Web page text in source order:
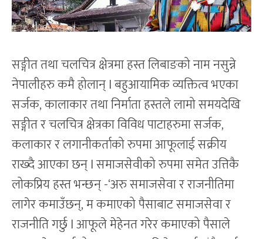
सङ्गीत तथा चलचित्र क्षेत्रमा हस्त लिबाङको नाम नसुन्ने
नेपालीहरु कमै होलान् l बहुआयामिक व्यक्तित्व भएका
सर्जक, कालाकार तथा निर्माता हस्तले लामो समयदेखि
सङ्गीत र चलचित्र क्षेत्रका विविध पाटाहरुमा सर्जक,
कलाकार र लगानीकर्ताको रुपमा आफूलाई सक्रीय
राख्दै आएका छन् l समाजसेवीको रुपमा समेत उत्तिकै
लोकप्रिय हस्त भन्छन् -‘अरु समाजसेवा र राजनीतिमा
लागेर कमाउँछन्, म कमाएको पैसाबाट समाजसेवा र
राजनीति गर्छु l आफूले मेहेनत गरेर कमाएको पैसाले